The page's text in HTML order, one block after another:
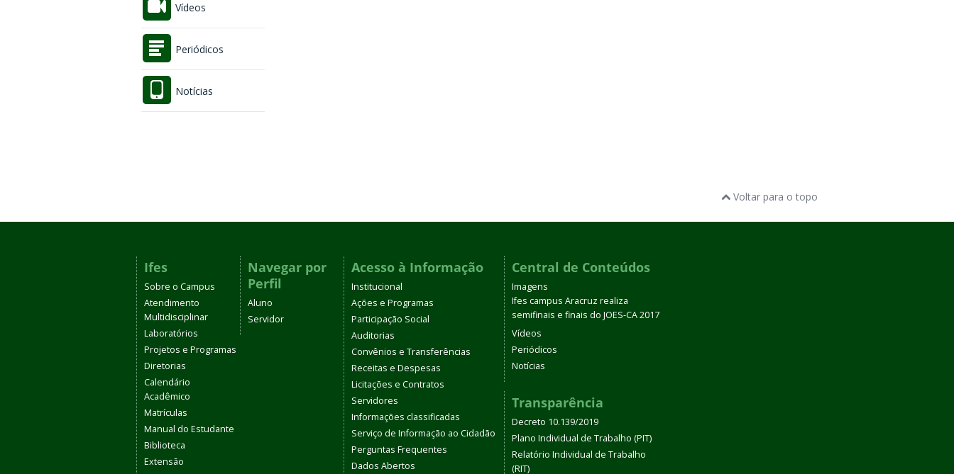
Vídeos
Periódicos
Notícias
Voltar para o topo
Ifes
Sobre o Campus
Atendimento
Multidisciplinar
Laboratórios
Projetos e Programas
Diretorias
Calendário
Acadêmico
Matrículas
Manual do Estudante
Biblioteca
Extensão
Navegar por
Perfil
Aluno
Servidor
Acesso à Informação
Institucional
Ações e Programas
Participação Social
Auditorias
Convênios e Transferências
Receitas e Despesas
Licitações e Contratos
Servidores
Informações classificadas
Serviço de Informação ao Cidadão
Perguntas Frequentes
Dados Abertos
Central de Conteúdos
Imagens
Ifes campus Aracruz realiza
semifinais e finais do JOES-CA 2017
Vídeos
Periódicos
Notícias
Transparência
Decreto 10.139/2019
Plano Individual de Trabalho (PIT)
Relatório Individual de Trabalho
(RIT)